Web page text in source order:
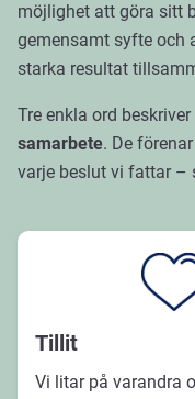
möjlighet att göra sitt
gemensamt syfte och
starka resultat
Tre enkla ord
samarbete. De
varje beslut vi fattar –
Tillit
Vi litar på varandra